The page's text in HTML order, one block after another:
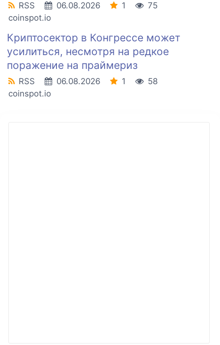
RSS 06.08.2026 1
75
coinspot.io
Криптосектор в Конгрессе может
усилиться, несмотря на редкое
поражение на праймериз
RSS 06.08.2026 1
58
coinspot.io